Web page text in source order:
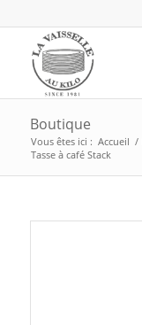
Boutique
Vous êtes ici : Accueil /
Tasse à café Stack